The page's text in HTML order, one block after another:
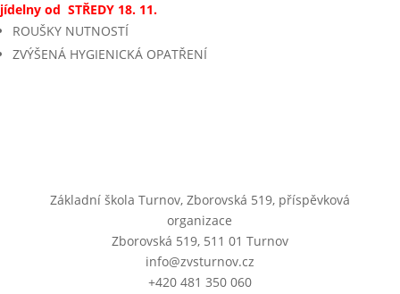
jídelny od STŘEDY 18. 11.
ROUŠKY NUTNOSTÍ
ZVÝŠENÁ HYGIENICKÁ OPATŘENÍ
Základní škola Turnov, Zborovská 519, příspěvková
organizace
Zborovská 519, 511 01 Turnov
info@zvsturnov.cz
+420 481 350 060